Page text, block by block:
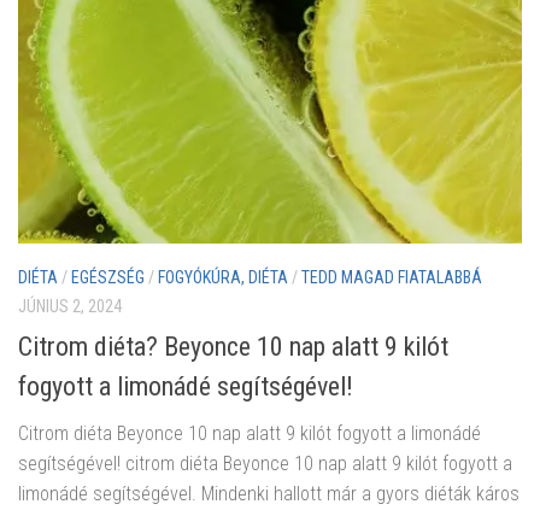
DIÉTA/ EGÉSZSÉG / FOGYÓKÚRA, DIÉTA/TEDD MAGAD FIATALABBÁ
JÚNIUS 2, 2024
Citrom diéta? Beyonce 10 nap alatt 9 kilót
fogyott a limonádé segítségével!
Citrom diéta Beyonce 10 nap alatt 9 kilót fogyott a limonádé
segítségével! citrom diéta Beyonce 10 nap alatt 9 kilót fogyott a
limonádé segítségével. Mindenki hallott már a gyors diéták káros